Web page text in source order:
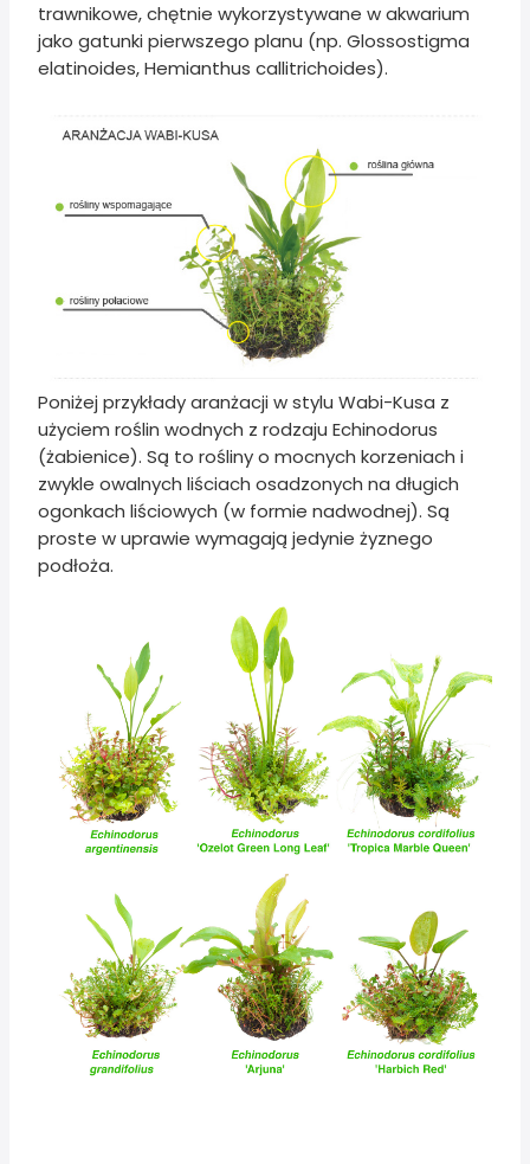
trawnikowe, chętnie wykorzystywane w akwarium
jako gatunki pierwszego planu (np. Glossostigma
elatinoides, Hemianthus callitrichoides).
Poniżej przykłady aranżacji w stylu Wabi-Kusa z
użyciem roślin wodnych z rodzaju Echinodorus
(żabienice). Są to rośliny o mocnych korzeniach i
zwykle owalnych liściach osadzonych na długich
ogonkach liściowych (w formie nadwodnej). Są
proste w uprawie wymagają jedynie żyznego
podłoża.